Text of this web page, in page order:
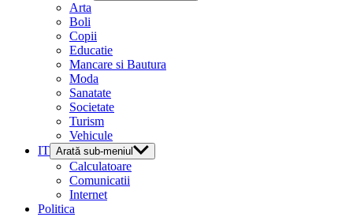
Arta
Boli
Copii
Educatie
Mancare si Bautura
Moda
Sanatate
Societate
Turism
Vehicule
IT Arată sub-meniul
Calculatoare
Comunicatii
Internet
Politica